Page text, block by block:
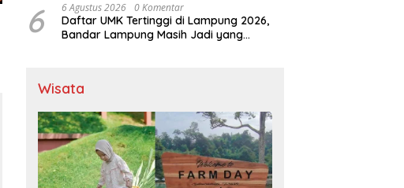
6 6 Agustus 2026 0 Komentar
Daftar UMK Tertinggi di Lampung 2026,
Bandar Lampung Masih Jadi yang
Wisata